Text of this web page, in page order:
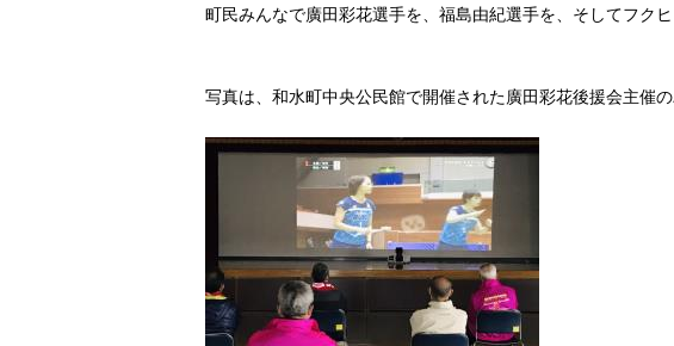
町民みんなで廣田彩花選手を、福島由紀選手を、そしてフク
写真は、和水町中央公民館で開催された廣田彩花後援会主催